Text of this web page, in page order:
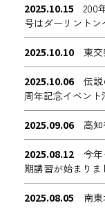
2025.10.15
200
号はダーリント
2025.10.10 東交
2025.10.06
伝
周年記念イベン
2025.09.06 高
2025.08.12
今
期講習が始まりま
2025.08.05 南